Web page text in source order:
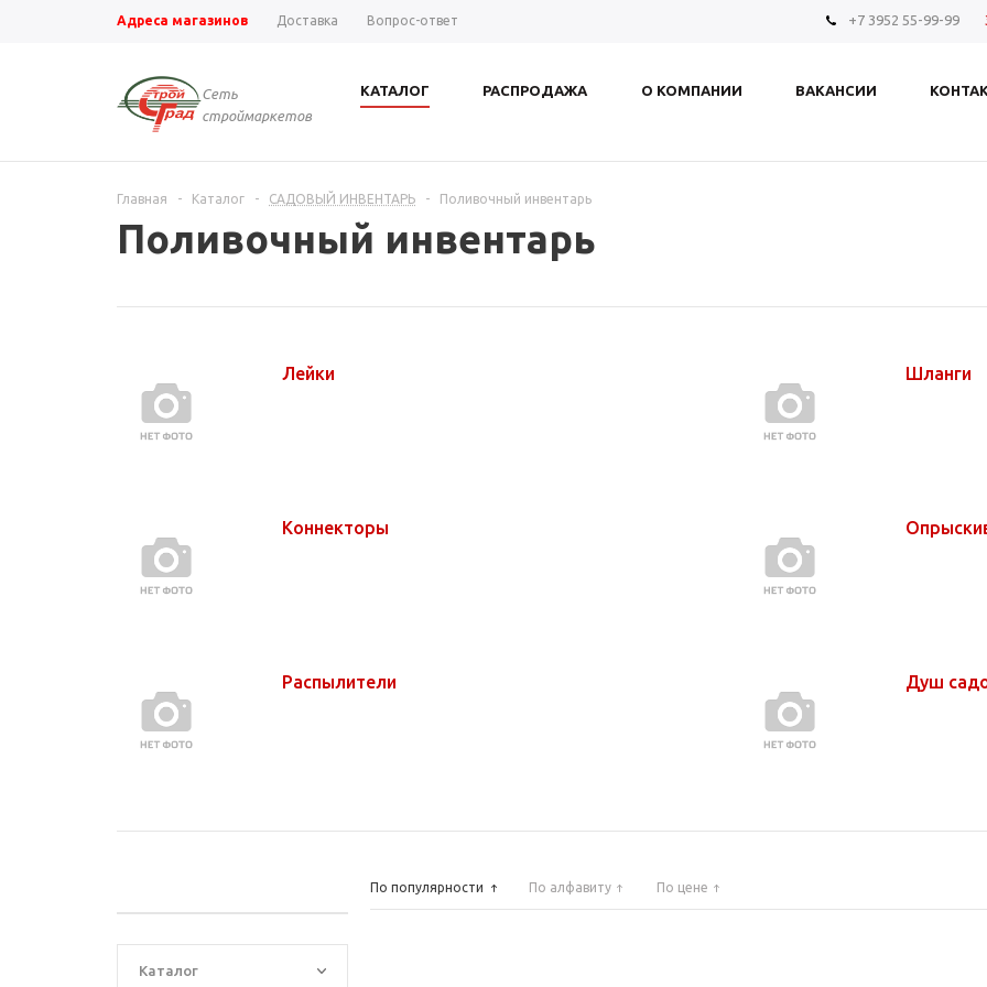
Адреса магазинов Доставка Вопрос-ответ +7 3952 55-99-99
Сеть
строймаркетов
КАТАЛОГ РАСПРОДАЖА О КОМПАНИИ ВАКАНСИИ
Главная - Каталог - САДОВЫЙ ИНВЕНТАРЬ - Поливочный инвентарь
Поливочный инвентарь
Лейки Шланги
Коннекторы
Распылители Душ
Каталог
По популярности По алфавиту По цене